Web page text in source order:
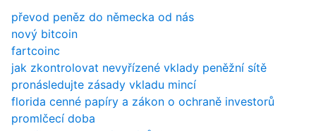
převod peněz do německa od nás
nový bitcoin
fartcoinc
jak zkontrolovat nevyřízené vklady peněžní sítě
pronásledujte zásady vkladu mincí
florida cenné papíry a zákon o ochraně investorů
promlčecí doba